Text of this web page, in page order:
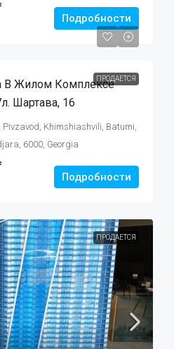
Подробности
ПРОДАЕТСЯ
В Жилом Комплексе
Шартава, 16
Pivzavod, Khimshiashvili, Batumi,
6000, Georgia
Подробности
ПРОДАЕТСЯ